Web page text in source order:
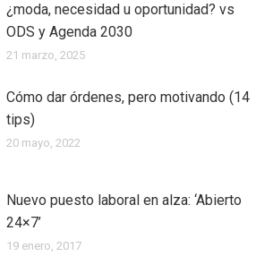
¿moda, necesidad u oportunidad? vs
ODS y Agenda 2030
21 marzo, 2025
Cómo dar órdenes, pero motivando (14
tips)
20 mayo, 2022
Nuevo puesto laboral en alza: ‘Abierto
24×7’
19 enero, 2017